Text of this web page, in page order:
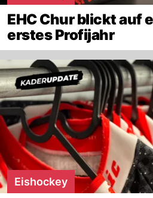
EHC Chur blickt auf
erstes Profijahr
Eishockey